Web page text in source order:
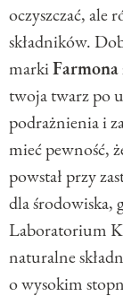
oczyszczać, ale
składników.
markiFarmona
twoja twarz po
podrażnienia i
mieć pewność,
powstał przy
dla środowiska,
Laboratorium
naturalne
o wysokim